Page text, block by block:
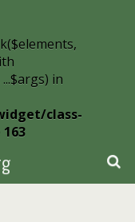
in
class-
163